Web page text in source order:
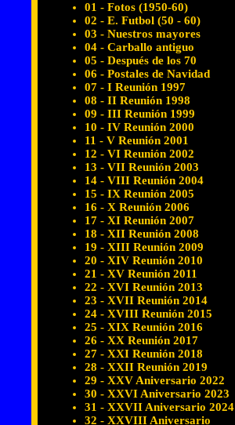
01 - Fotos (1950-60)
02 - E. Futbol (50 - 60)
03 - Nuestros mayores
04 - Carballo antiguo
05 - Después de los 70
06 - Postales de Navidad
07 - I Reunión 1997
08 - II Reunión 1998
09 - III Reunión 1999
10 - IV Reunión 2000
11 - V Reunión 2001
12 - VI Reunión 2002
13 - VII Reunión 2003
14 - VIII Reunión 2004
15 - IX Reunión 2005
16 - X Reunión 2006
17 - XI Reunión 2007
18 - XII Reunión 2008
19 - XIII Reunión 2009
20 - XIV Reunión 2010
21 - XV Reunión 2011
22 - XVI Reunión 2013
23 - XVII Reunión 2014
24 - XVIII Reunión 2015
25 - XIX Reunión 2016
26 - XX Reunión 2017
27 - XXI Reunión 2018
28 - XXII Reunión 2019
29 - XXV Aniversario 2022
30 - XXVI Aniversario 2023
31 - XXVII Aniversario 2024
32 - XXVIII Aniversario